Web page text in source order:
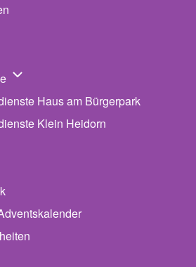
Unternavigation von Gottesdienste
Haus am Bürgerpark
Klein Heidorn